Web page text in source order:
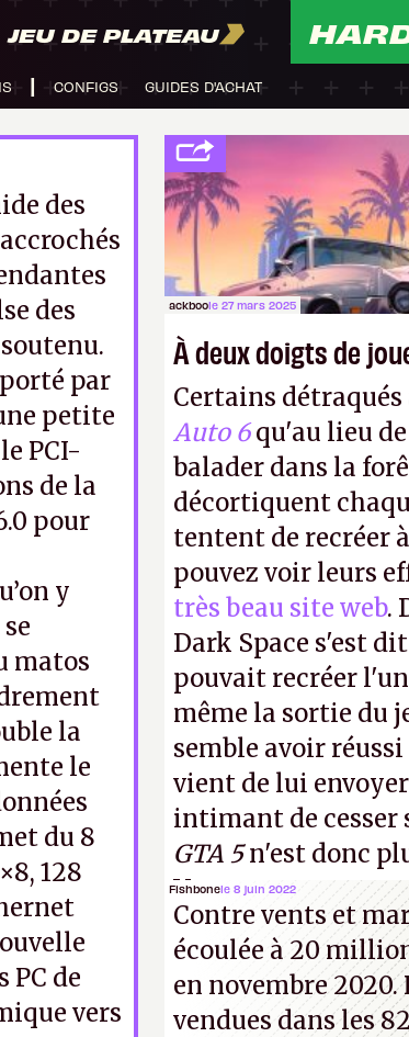
JEU DE PLATEAU
CONFIGS GUIDES D'ACHAT
des
des
par
petite
PCI-
de la
pour
y
matos
la
le
du 8
128
de
vers
ackboole 27 mars 2025
À deux doigts de
Certains
Auto 6qu'au lieu de
balader dans la
décortiquent
tentent de recréer
pouvez voir leurs
très beau site web.
Dark Space s'est
pouvait recréer
même la sortie du
semble avoir
vient de lui
intimant de cesser
GTA 5n'est donc
Vous pouvez
vidéo YouTube.A.
Fishbonele 8 juin 2022
Contre vents et
écoulée à 20
en novembre
vendues dans les